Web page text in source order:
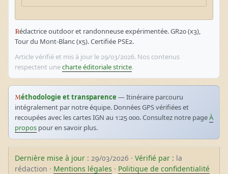
Rédactrice outdoor et randonneuse expérimentée. GR20 (x3),
Tour du Mont-Blanc (x5). Certifiée PSE2.
Article vérifié et mis à jour le 29/03/2026. Nos contenus
respectent unecharte éditoriale stricte.
Méthodologie et transparence — Itinéraire parcouru
intégralement par notre équipe. Données GPS vérifiées et
recoupées avec les cartes IGN au 1:25 000. Consultez notre pageÀ
propos pour en savoir plus.
Dernière mise à jour : 29/03/2026 · Vérifié par : la
rédaction · Mentions légales · Politique de confidentialité